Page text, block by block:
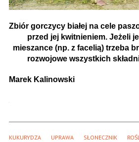
Zbiór gorczycy białej na cele
przed jej kwitnieniem. Jeżeli
mieszance (np. z facelią) trzeba
rozwojowe wszystkich
Marek Kalinowski
KUKURYDZA UPRAWA SŁONECZNIK